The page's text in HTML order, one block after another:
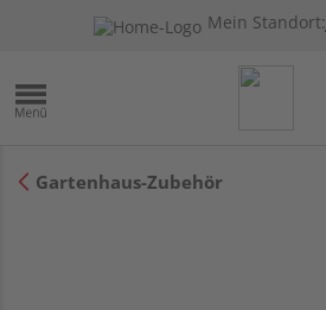
Mein Standort:
Gartenhaus-Zubehör